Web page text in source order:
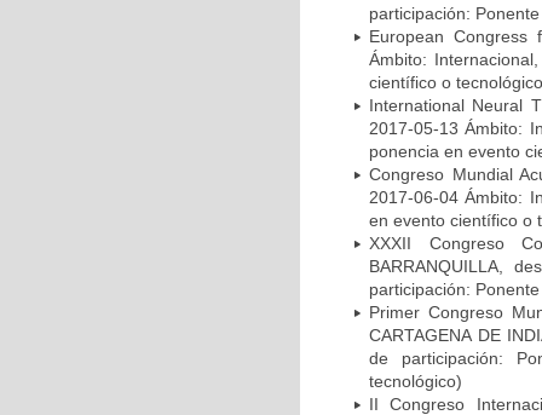
participación:
European Congress
Ámbito:
científico o
International Neural
2017-05-13 Ámbito:
ponencia en evento
Congreso Mundial
2017-06-04 Ámbito:
en evento científico o
XXXII Congreso
BARRANQUILLA,
participación:
Primer Congreso
CARTAGENA DE
de participación:
tecnológico)
II Congreso